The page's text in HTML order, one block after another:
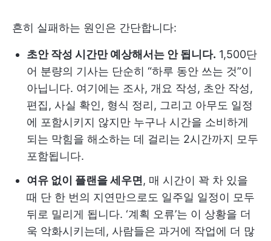
흔히 실패하는 원인은 간단합니다:
초안 작성 시간만 예상해서는 안 됩니다. 1,500단
어 분량의 기사는 단순히 “하루 동안 쓰는 것”이
아닙니다. 여기에는 조사, 개요 작성, 초안 작성,
편집, 사실 확인, 형식 정리, 그리고 아무도 일정
에 포함시키지 않지만 누구나 시간을 소비하게
되는 막힘을 해소하는 데 걸리는 2시간까지 모두
포함됩니다.
여유 없이 플랜을 세우면 , 매 시간이 꽉 차 있을
때 단 한 번의 지연만으로도 일주일 일정이 모두
뒤로 밀리게 됩니다. ‘계획 오류’는 이 상황을 더
욱 악화시키는데, 사람들은 과거에 작업에 더 많